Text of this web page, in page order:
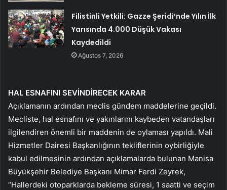
Filistinli Yetkili: Gazze Şeridi’nde Yılın İlk
Yarısında 4.000 Düşük Vakası
Kaydedildi
Ağustos 7, 2026
HAL ESNAFINI SEVİNDİRECEK KARAR
Açıklamanın ardından meclis gündem maddelerine geçildi.
Mecliste, hal esnafını ve yakınlarını kaybeden vatandaşları
ilgilendiren önemli bir maddenin de oylaması yapıldı. Mali
Hizmetler Dairesi Başkanlığının tekliflerinin oybirliğiyle
kabul edilmesinin ardından açıklamalarda bulunan Manisa
Büyükşehir Belediye Başkanı Mimar Ferdi Zeyrek,
“Hallerdeki otoparklarda bekleme süresi, 1 saatti ve seçim